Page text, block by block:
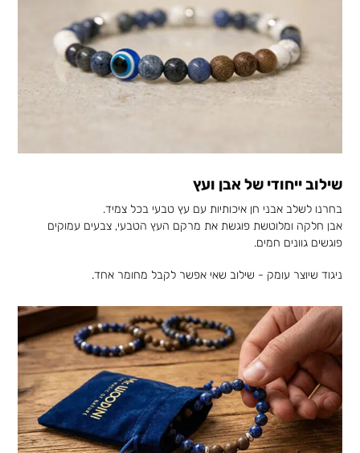
שילוב ייחודי של אבן ועץ
בחרנו לשלב אבני חן איכותיות עם עץ טבעי בכל צמיד.
אבן חלקה ומלוטשת פוגשת את מרקם העץ הטבעי, צבעים עמוקים
פוגשים גוונים חמים.
ניגוד שיוצר עומק - שילוב שאי אפשר לקבל מחומר אחד.